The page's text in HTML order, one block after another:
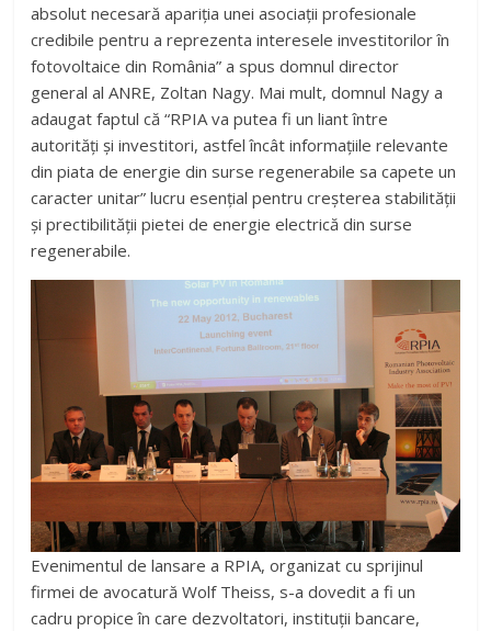
absolut necesară apariția unei asociații profesionale
credibile pentru a reprezenta interesele investitorilor în
fotovoltaice din România” a spus domnul director
general al ANRE, Zoltan Nagy. Mai mult, domnul Nagy a
adaugat faptul că “RPIA va putea fi un liant între
autorități și investitori, astfel încât informațiile relevante
din piata de energie din surse regenerabile sa capete un
caracter unitar” lucru esențial pentru creșterea stabilității
și prectibilității pietei de energie electrică din surse
regenerabile.
Evenimentul de lansare a RPIA, organizat cu sprijinul
firmei de avocatură Wolf Theiss, s-a dovedit a fi un
cadru propice în care dezvoltatori, instituții bancare,